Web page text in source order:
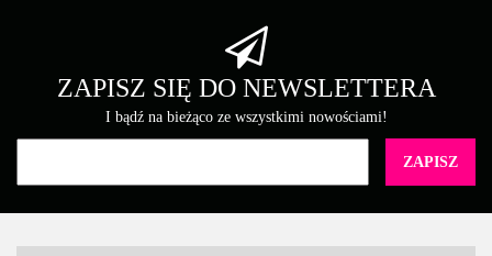
Brother
ZAPISZ SIĘ DO NEWSLETTERA
I bądź na bieżąco ze wszystkimi nowościami!